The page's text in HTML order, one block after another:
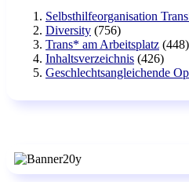
Selbsthilfeorganisation
Diversity (756)
Trans* am Arbeitsplatz (448)
Inhaltsverzeichnis (426)
Geschlechtsangleichende